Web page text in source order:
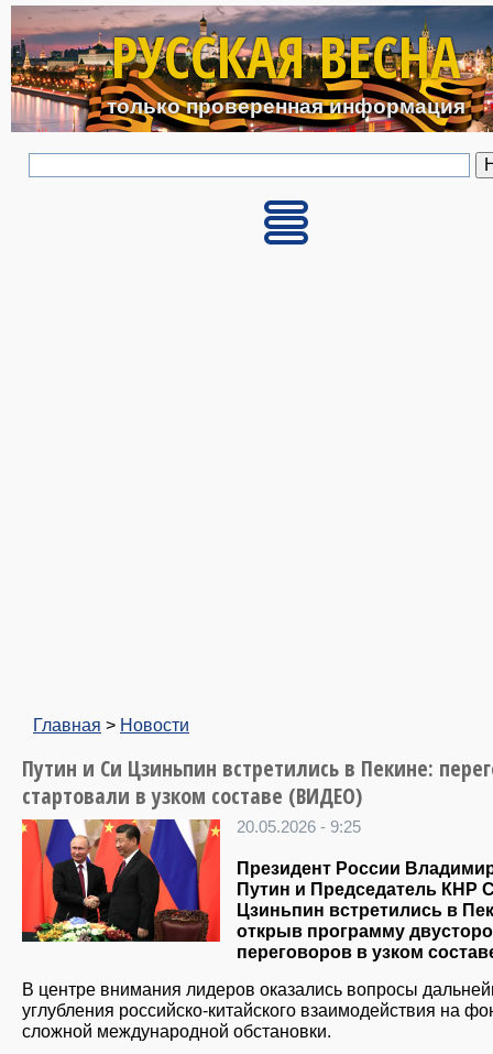
Перейти к основному
РУССКАЯ ВЕСНА
только проверенная информация
Главная > Новости
Путин и Си Цзиньпин встретились в Пекине:
стартовали в узком составе (ВИДЕО)
20.05.2026 - 9:25
Президент России
Путин и Председатель КНР
Цзиньпин встретились в
открыв программу
переговоров в узком
В центре внимания лидеров оказались вопросы
углубления российско-китайского взаимодействия на
сложной международной обстановки.